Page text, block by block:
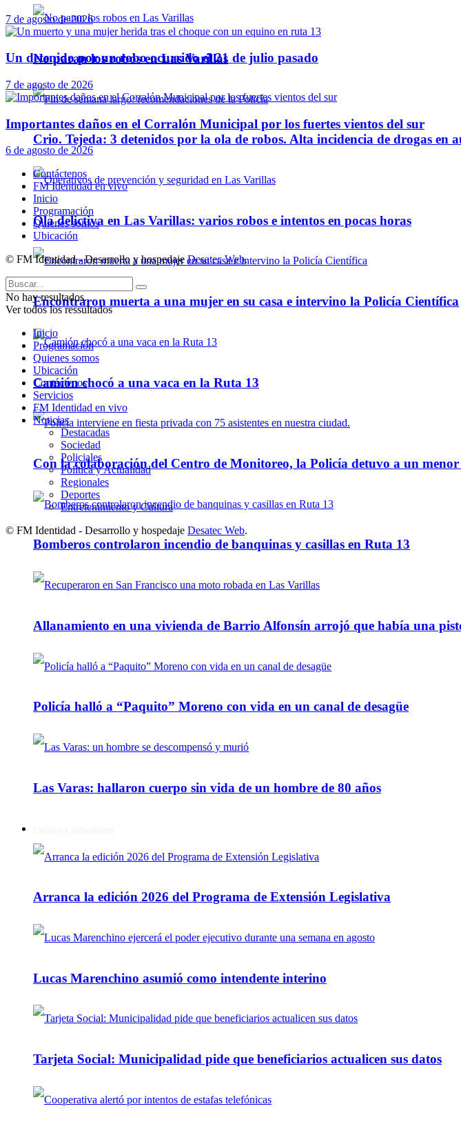
No paran los robos en Las Varillas
Crio. Tejeda: 3 detenidos por la ola de robos. Alta incidencia de drogas en
Ola delictiva en Las Varillas: varios robos e intentos en pocas horas
Encontraron muerta a una mujer en su casa e intervino la Policía Científica
Camión chocó a una vaca en la Ruta 13
Con la colaboración del Centro de Monitoreo, la Policía detuvo a un
Bomberos controlaron incendio de banquinas y casillas en Ruta 13
Allanamiento en una vivienda de Barrio Alfonsín arrojó que había una
Policía halló a “Paquito” Moreno con vida en un canal de desagüe
Las Varas: hallaron cuerpo sin vida de un hombre de 80 años
Arranca la edición 2026 del Programa de Extensión Legislativa
Lucas Marenchino asumió como intendente interino
Tarjeta Social: Municipalidad pide que beneficiarios actualicen sus datos
7 de agosto de 2026
Un detenido por un robo ocurrido el 21 de julio pasado
7 de agosto de 2026
Importantes daños en el Corralón Municipal por los fuertes vientos del sur
6 de agosto de 2026
Contáctenos
FM Identidad en vivo
Inicio
Programación
Quienes somos
Ubicación
© FM Identidad - Desarrollo y hospedajeDesatec Web.
No hay resultados.
Ver todos los ressultados
Inicio
Programación
Quienes somos
Ubicación
Contáctenos
Servicios
FM Identidad en vivo
Noticias
Destacadas
Sociedad
Policiales
Política y Actualidad
Regionales
Deportes
Entretenimiento y Cultura
© FM Identidad - Desarrollo y hospedaje Desatec Web.